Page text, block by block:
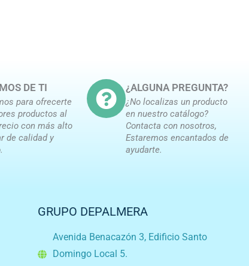
DE TI
para ofrecerte
productos al
con más alto
de calidad y
¿ALGUNA PREGUNTA?
¿No localizas un producto
en nuestro catálogo?
Contacta con nosotros,
Estaremos encantados de
ayudarte.
GRUPO DEPALMERA
Avenida Benacazón 3, Edificio Santo
Domingo Local 5.